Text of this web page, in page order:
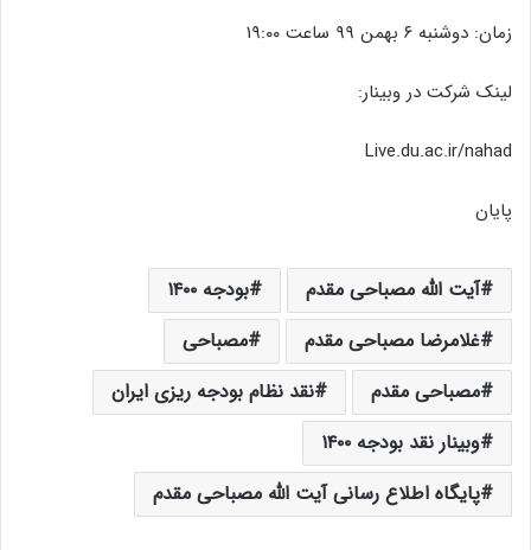
زمان: دوشنبه ۶ بهمن ۹۹ ساعت ۱۹:۰۰
لینک شرکت در وبینار:
Live.du.ac.ir/nahad
پایان
آیت الله مصباحی مقدم
بودجه ۱۴۰۰
غلامرضا مصباحی مقدم
مصباحی
مصباحی مقدم
نقد نظام بودجه ریزی ایران
وبینار نقد بودجه ۱۴۰۰
پایگاه اطلاع رسانی آیت الله مصباحی مقدم